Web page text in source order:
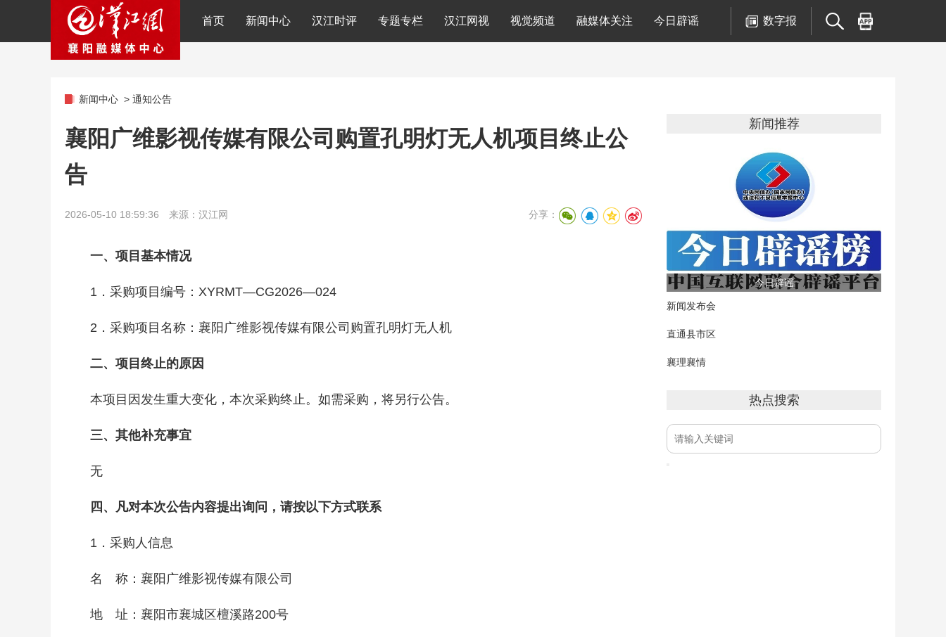
首页 新闻中心 汉江时评 专题专栏 汉江网视 视觉频道 融媒体关注 今日辟谣 数字报
新闻中心 > 通知公告
襄阳广维影视传媒有限公司购置孔明灯无人机项目终止公
告
2026-05-10 18:59:36 来源：汉江网 分享：
一、项目基本情况
1．采购项目编号：XYRMT—CG2026—024
2．采购项目名称：襄阳广维影视传媒有限公司购置孔明灯无人机
二、项目终止的原因
本项目因发生重大变化，本次采购终止。如需采购，将另行公告。
三、其他补充事宜
无
四、凡对本次公告内容提出询问，请按以下方式联系
1．采购人信息
名 称：襄阳广维影视传媒有限公司
地 址：襄阳市襄城区檀溪路200号
新闻推荐
今日辟谣
新闻发布会
直通县市区
襄理襄情
热点搜索